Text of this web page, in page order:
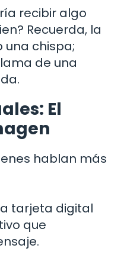
recibir algo
Recuerda, la
una chispa;
de una
El
hablan más
tarjeta digital
que